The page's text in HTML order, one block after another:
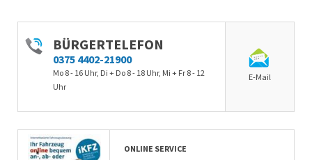
BÜRGERTELEFON
0375 4402-21900
Mo 8 - 16 Uhr, Di + Do 8 - 18 Uhr, Mi + Fr 8 - 12
Uhr
E-Mail
ONLINE SERVICE